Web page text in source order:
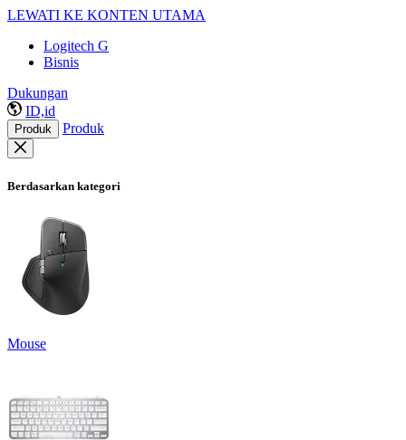
LEWATI KE KONTEN UTAMA
Logitech G
Bisnis
Dukungan
ID,id
Produk Produk
Berdasarkan kategori
Mouse